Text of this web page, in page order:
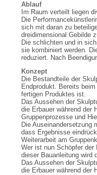
Ablauf
Im Raum verteilt liegen
Die
sich mit daran zu
dreidimensional Gebilde
Die schlichten und in
sie kombiniert werden.
reduziert. Nach
Konzept
Die Bestandteile der
Endprodukt. Bereits
fertigen Produktes ist.
Das Aussehen der
die Erbauer während der
Gruppenprozesse und
Die Auseinandersetzung
dass Ergebnisse
Weiterarbeit am
Wer ist nun Schöpfer der
dieser Bauanleitung wird
Das Aussehen der
die Erbauer während der